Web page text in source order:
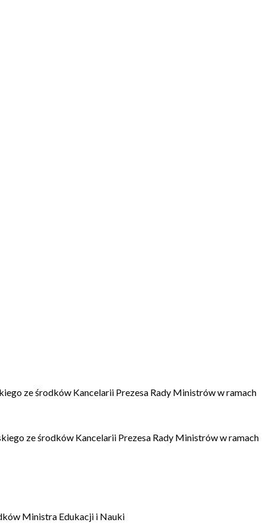
ze środków Kancelarii Prezesa Rady Ministrów w ramach
ze środków Kancelarii Prezesa Rady Ministrów w ramach
Ministra Edukacji i Nauki